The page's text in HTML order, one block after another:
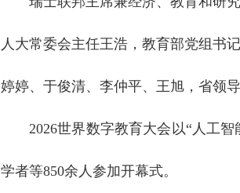
人大常委会主任王浩，教育部党组书
婷婷、于俊清、李仲平、王旭，省领
2026世界数字教育大会以“人工
学者等850余人参加开幕式。